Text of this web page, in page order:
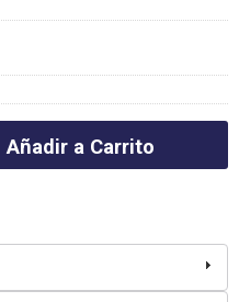
Añadir a Carrito